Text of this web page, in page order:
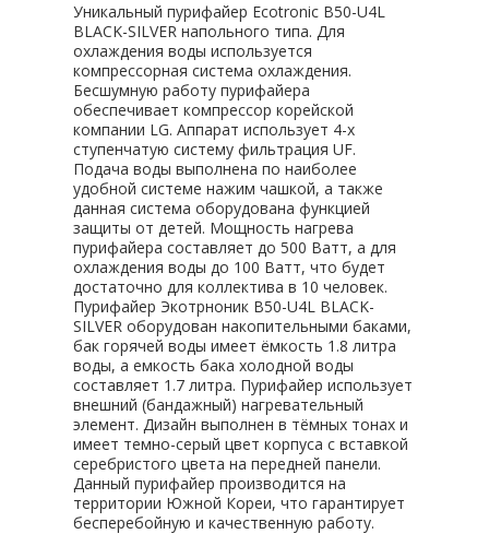
Уникальный пурифайер Ecotronic B50-U4L
BLACK-SILVER напольного типа. Для
охлаждения воды используется
компрессорная система охлаждения.
Бесшумную работу пурифайера
обеспечивает компрессор корейской
компании LG. Аппарат использует 4-х
ступенчатую систему фильтрация UF.
Подача воды выполнена по наиболее
удобной системе нажим чашкой, а также
данная система оборудована функцией
защиты от детей. Мощность нагрева
пурифайера составляет до 500 Ватт, а для
охлаждения воды до 100 Ватт, что будет
достаточно для коллектива в 10 человек.
Пурифайер Экотрноник B50-U4L BLACK-
SILVER оборудован накопительными баками,
бак горячей воды имеет ёмкость 1.8 литра
воды, а емкость бака холодной воды
составляет 1.7 литра. Пурифайер использует
внешний (бандажный) нагревательный
элемент. Дизайн выполнен в тёмных тонах и
имеет темно-серый цвет корпуса с вставкой
серебристого цвета на передней панели.
Данный пурифайер производится на
территории Южной Кореи, что гарантирует
бесперебойную и качественную работу.